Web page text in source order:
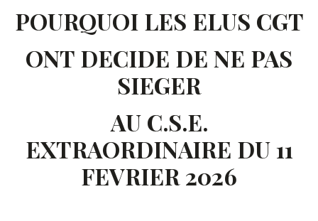
POURQUOI LES ELUS CGT
ONT DECIDE DE NE PAS
SIEGER
AU C.S.E.
EXTRAORDINAIRE DU 11
FEVRIER 2026